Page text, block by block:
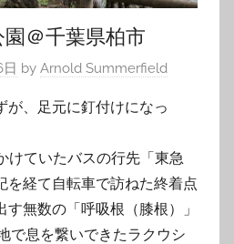
＠千葉県柏市
by Arnold Summerfield
が、足元に釘付けになっ
けていたバスの行先「東急
を経て自転車で訪ねた終着点
無数の「呼吸根（膝根）」
で息を繋いできたラクウシ